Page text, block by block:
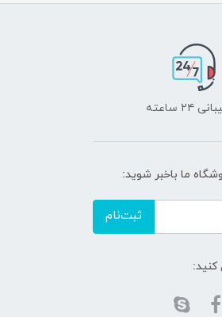
۲۴ ساعته
ما باخبر شوید:
ثبت‌نام
کنید: